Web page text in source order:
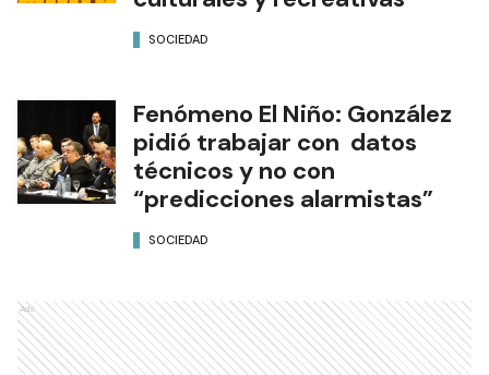
SOCIEDAD
Fenómeno El Niño: González
pidió trabajar con datos
técnicos y no con
“predicciones alarmistas”
SOCIEDAD
Ads